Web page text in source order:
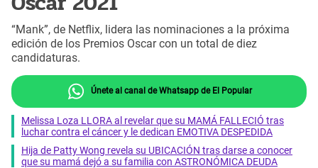
“Mank”, de Netflix, lidera las nominaciones a la próxima
edición de los Premios Oscar con un total de diez
candidaturas.
Únete al canal de Whatsapp de El Popular
Melissa Loza LLORA al revelar que su MAMÁ FALLECIÓ tras
luchar contra el cáncer y le dedican EMOTIVA DESPEDIDA
Hija de Patty Wong revela su UBICACIÓN tras darse a conocer
que su mamá dejó a su familia con ASTRONÓMICA DEUDA